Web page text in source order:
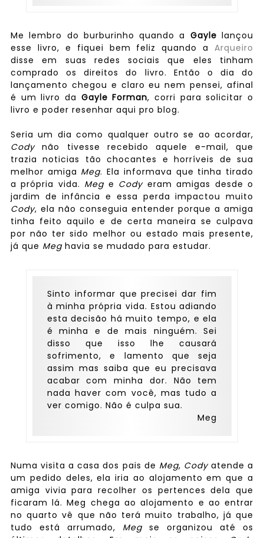
Me lembro do burburinho quando a Gaylelançou
esse livro, e fiquei bem feliz quando aArqueiro
disse em suas redes sociais que eles tinham
comprado os direitos do livro. Então o dia do
lançamento chegou e claro eu nem pensei, afinal
é um livro da Gayle Forman, corri para solicitar o
livro e poder resenhar aqui pro blog.
Seria um dia como qualquer outro se ao acordar,
Codynão tivesse recebido aquele e-mail, que
trazia noticias tão chocantes e horríveis de sua
melhor amiga Meg. Ela informava que tinha tirado
a própria vida. Meg e Cody eram amigas desde o
jardim de infância e essa perda impactou muito
Cody, ela não conseguia entender porque a amiga
tinha feito aquilo e de certa maneira se culpava
por não ter sido melhor ou estado mais presente,
já que Meg havia se mudado para estudar.
Sinto informar que precisei dar fim
à minha própria vida. Estou adiando
esta decisão há muito tempo, e ela
é minha e de mais ninguém. Sei
disso que isso lhe causará
sofrimento, e lamento que seja
assim mas saiba que eu precisava
acabar com minha dor. Não tem
nada haver com você, mas tudo a
ver comigo. Não é culpa sua.
Meg
Numa visita a casa dos pais de Meg, Cody atende a
um pedido deles, ela iria ao alojamento em que a
amiga vivia para recolher os pertences dela que
ficaram lá. Meg chega ao alojamento e ao entrar
no quarto vê que não terá muito trabalho, já que
tudo está arrumado, Megse organizou até os